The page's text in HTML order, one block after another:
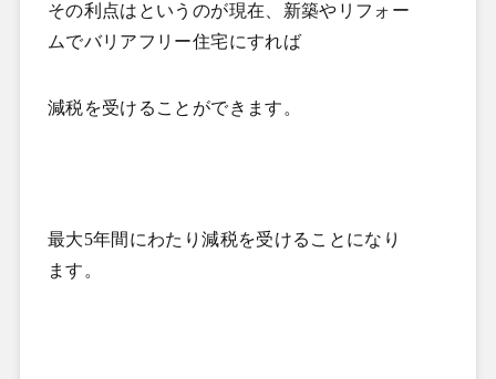
その利点はというのが現在、新築やリフォー
ムでバリアフリー住宅にすれば
減税を受けることができます。
最大5年間にわたり減税を受けることになり
ます。